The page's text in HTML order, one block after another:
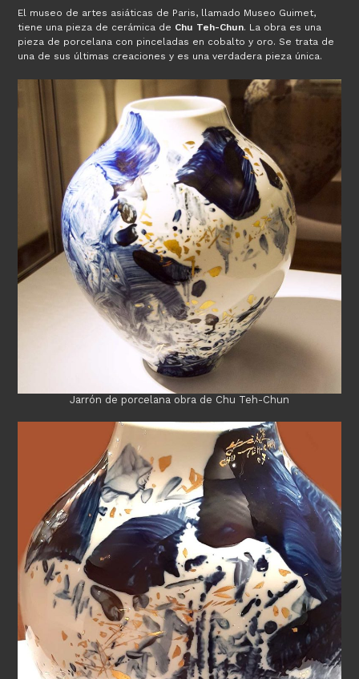
El museo de artes asiáticas de Paris, llamado Museo Guimet,
tiene una pieza de cerámica de Chu Teh-Chun. La obra es una
pieza de porcelana con pinceladas en cobalto y oro. Se trata de
una de sus últimas creaciones y es una verdadera pieza única.
Jarrón de porcelana obra de Chu Teh-Chun